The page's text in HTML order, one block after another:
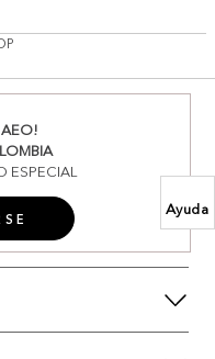
Ayuda
AEO!
ESPECIAL